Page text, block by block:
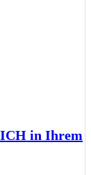
in Ihrem